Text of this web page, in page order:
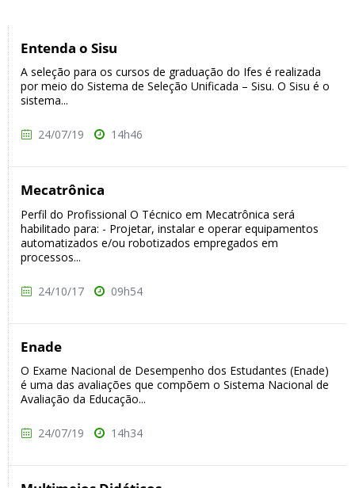
Entenda o Sisu
A seleção para os cursos de graduação do Ifes é realizada
por meio do Sistema de Seleção Unificada – Sisu. O Sisu é o
sistema...
24/07/19 14h46
Mecatrônica
Perfil do Profissional O Técnico em Mecatrônica será
habilitado para: - Projetar, instalar e operar equipamentos
automatizados e/ou robotizados empregados em
processos...
24/10/17 09h54
Enade
O Exame Nacional de Desempenho dos Estudantes (Enade)
é uma das avaliações que compõem o Sistema Nacional de
Avaliação da Educação...
24/07/19 14h34